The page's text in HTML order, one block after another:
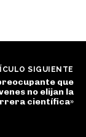
SIGUIENTE
que
no elijan la
científica»